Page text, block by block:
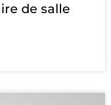
de salle